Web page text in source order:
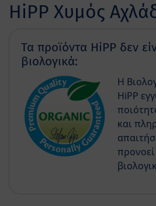
HiPP Χυμός
Τα προϊόντα HiPP δεν
βιολογικά:
Η
HiPP
και